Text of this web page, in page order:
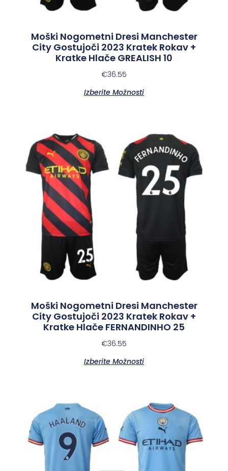
Moški Nogometni Dresi Manchester
City Gostujoči 2023 Kratek Rokav +
Kratke Hlače GREALISH 10
€36.55
Izberite Možnosti
Moški Nogometni Dresi Manchester
City Gostujoči 2023 Kratek Rokav +
Kratke Hlače FERNANDINHO 25
€36.55
Izberite Možnosti